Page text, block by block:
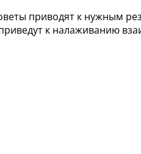
приводят к нужным
к налаживанию